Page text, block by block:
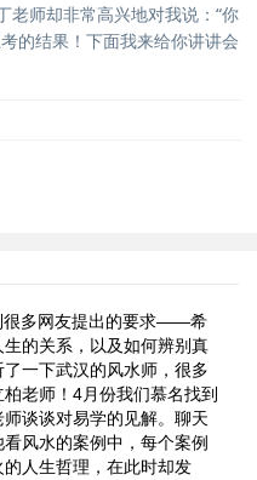
老师却非常高兴地对我说：“你
的结果！下面我来给你讲讲会
多网友提出的要求——希
的关系，以及如何辨别真
一下武汉的风水师，很多
老师！ 4 月份我们慕名找到
师谈谈对易学的见解。聊天
风水的案例中，每个案例
人生哲理，在此时却发